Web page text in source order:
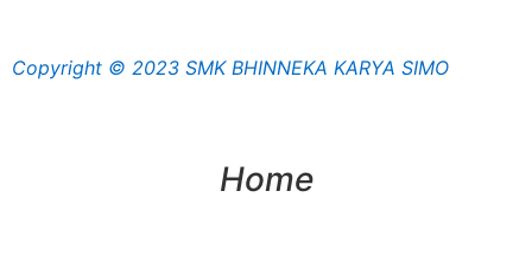
Copyright © 2023 SMK BHINNEKA KARYA SIMO
Home